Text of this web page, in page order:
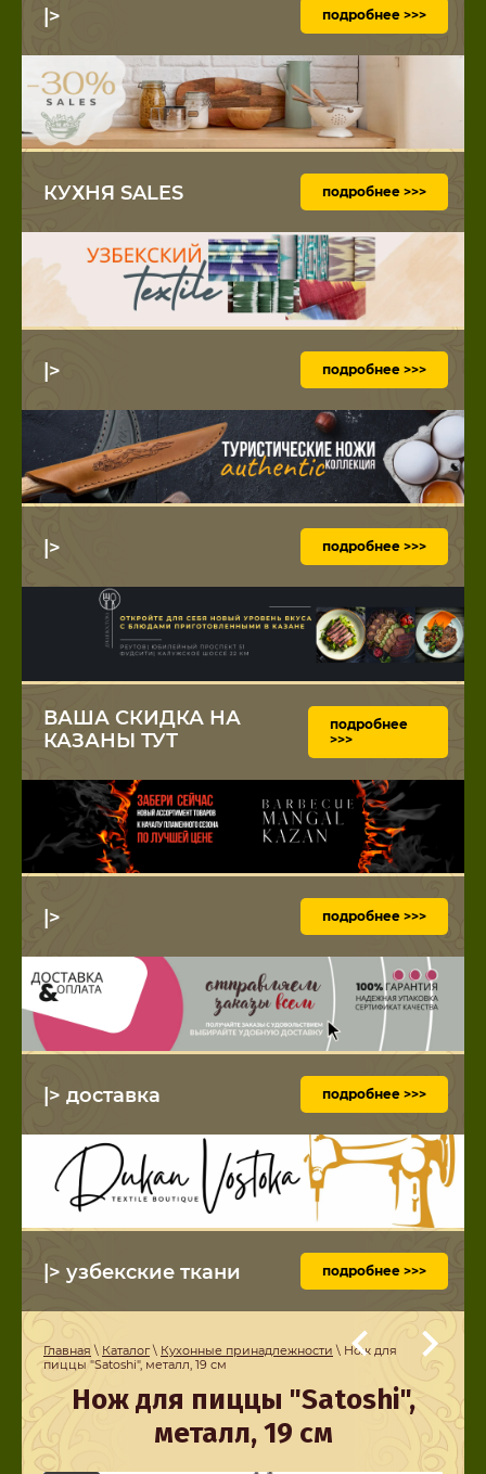
|> подробнее >>>
КУХНЯ SALES подробнее >>>
|> подробнее >>>
|> подробнее >>>
ВАША СКИДКА НА
КАЗАНЫ ТУТ
подробнее
>>>
|> подробнее >>>
|> доставка подробнее >>>
|> узбекские ткани подробнее >>>
Главная \ Каталог\ Кухонные принадлежности \ Нож для
пиццы "Satoshi", металл, 19 см
Нож для пиццы "Satoshi",
металл, 19 см